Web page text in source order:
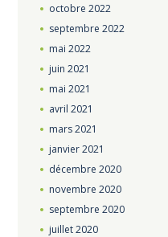
octobre 2022
septembre 2022
mai 2022
juin 2021
mai 2021
avril 2021
mars2021
janvier2021
décembre 2020
novembre 2020
septembre 2020
juillet2020